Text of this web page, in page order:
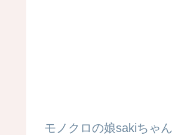
モノクロの娘sakiちゃ